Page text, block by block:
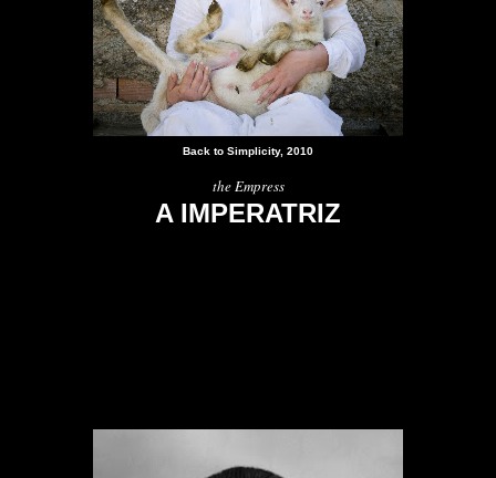
Back to Simplicity, 2010
the Empress
A IMPERATRIZ